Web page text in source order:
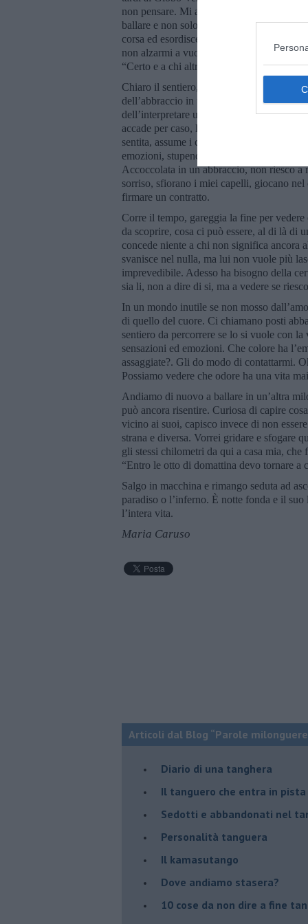
non pensare. Mi aspetta Mario che
ballare e non solo lui, ho la fila!. Bene,
corsa ed esordisce: “E’ un mese che ti
non alzarmi a vuoto, come qualche volta è
“Certo e a chi altro?” risponde
Chiaro il sentiero, difficile dubitare, lui è
dell’abbraccio in un tango. Si dicono i
dell’interpretare un si o un no, a seconda
accade per caso, la gente di sempre si
sentita, assume i contorni della
emozioni, stupendo la mente poco attenta,
Accoccolata in un abbraccio, non riesco a
sorriso, sfiorano i miei capelli, giocano nel
firmare un contratto.
Corre il tempo, gareggia la fine per
da scoprire, cosa ci può essere, al di là di
concede niente a chi non significa ancora
svanisce nel nulla, ma lui non vuole più
imprevedibile. Adesso ha bisogno della
sia li, non a dire di si, ma a vedere se
In un mondo inutile se non mosso
di quello del cuore. Ci chiamano posti
sentiero da percorrere se lo si vuole con
sensazioni ed emozioni. Che colore ha
assaggiate?. Gli do modo di contattarmi.
Possiamo vedere che odore ha una vita
Andiamo di nuovo a ballare in un’altra
può ancora risentire. Curiosa di capire
vicino ai suoi, capisco invece di non
strana e diversa. Vorrei gridare e sfogare
gli stessi chilometri da qui a casa mia,
“Entro le otto di domattina devo tornare a
Salgo in macchina e rimango seduta ad
paradiso o l’inferno. È notte fonda e il
l’intera vita.
Maria Caruso
Articoli dal Blog “Parole
Diario di una tanghera
Il tanguero che entra in pista
Sedotti e abbandonati nel
Personalità tanguera
Il kamasutango
Dove andiamo stasera?
10 cose da non dire a fine